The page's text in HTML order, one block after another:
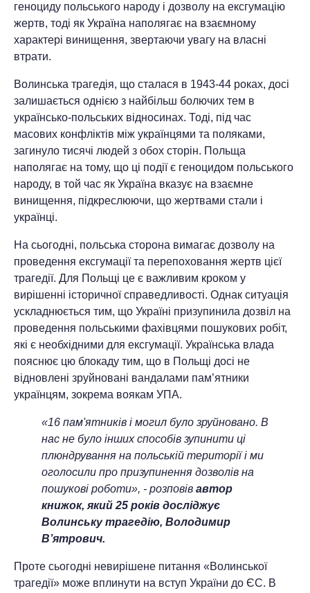
геноциду польського народу і дозволу на ексгумацію
жертв, тоді як Україна наполягає на взаємному
характері винищення, звертаючи увагу на власні
втрати.
Волинська трагедія, що сталася в 1943-44 роках, досі
залишається однією з найбільш болючих тем в
українсько-польських відносинах. Тоді, під час
масових конфліктів між українцями та поляками,
загинуло тисячі людей з обох сторін. Польща
наполягає на тому, що ці події є геноцидом польського
народу, в той час як Україна вказує на взаємне
винищення, підкреслюючи, що жертвами стали і
українці.
На сьогодні, польська сторона вимагає дозволу на
проведення ексгумації та перепоховання жертв цієї
трагедії. Для Польщі це є важливим кроком у
вирішенні історичної справедливості. Однак ситуація
ускладнюється тим, що Україні призупинила дозвіл на
проведення польськими фахівцями пошукових робіт,
які є необхідними для ексгумації. Українська влада
пояснює цю блокаду тим, що в Польщі досі не
відновлені зруйновані вандалами пам’ятники
українцям, зокрема воякам УПА.
«16 пам'ятників і могил було зруйновано. В
нас не було інших способів зупинити ці
плюндрування на польській території і ми
оголосили про призупинення дозволів на
пошукові роботи», - розповів автор
книжок, який 25 років досліджує
Волинську трагедію, Володимир
В’ятрович.
Проте сьогодні невирішене питання «Волинської
трагедії» може вплинути на вступ України до ЄС. В